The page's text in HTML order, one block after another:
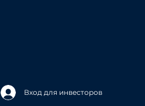
Вход для инвесторов